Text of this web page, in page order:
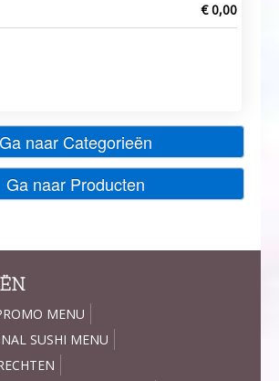
€ 0,00
Ga naar Categorieën
Ga naar Producten
MENU
SUSHI MENU